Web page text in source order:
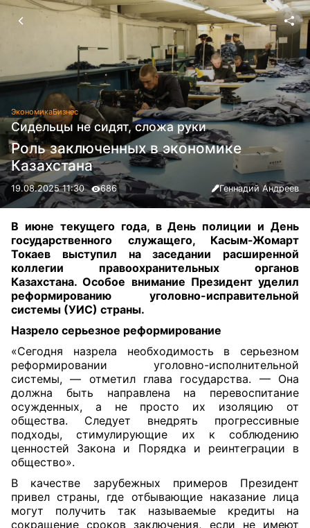
ЭкономикаБизнес
Сидельцы не сидят, сложа руки
Роль заключенных в экономике
Казахстана
19.08.2025 11:30 686 Геннадий Андреев
В июне текущего года, в День полиции и День
государственного служащего, Касым-Жомарт
Токаев выступил на заседании расширенной
коллегии правоохранительных органов
Казахстана. Особое внимание Президент уделил
реформированию уголовно-исправительной
системы (УИС) страны.
Назрело серьезное реформирование
«Сегодня назрела необходимость в серьезном
реформировании уголовно-исполнительной
системы, — отметил глава государства. — Она
должна быть направлена на перевоспитание
осужденных, а не просто их изоляцию от
общества. Следует внедрять прогрессивные
подходы, стимулирующие их к соблюдению
ценностей Закона и Порядка и реинтеграции в
общество».
В качестве зарубежных примеров Президент
привел страны, где отбывающие наказание лица
могут получить так называемые кредиты на
сокращение сроков заключения, если не имеют